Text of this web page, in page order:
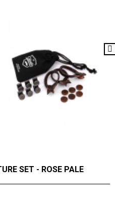
SET - ROSE PALE